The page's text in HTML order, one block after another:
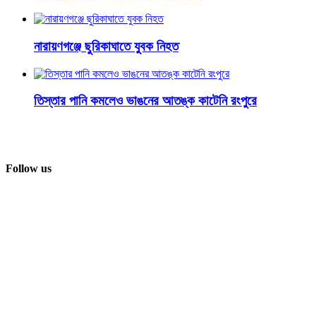
নারায়ণগঞ্জে ছুরিকাঘাতে যুবক নিহত
তিস্তার পানি কমলেও ভাঙনের আতঙ্ক কাটেনি রংপুরে
Follow us